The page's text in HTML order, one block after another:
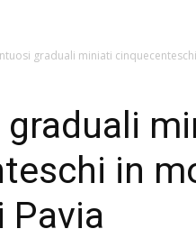
graduali miniati
in
Pavia